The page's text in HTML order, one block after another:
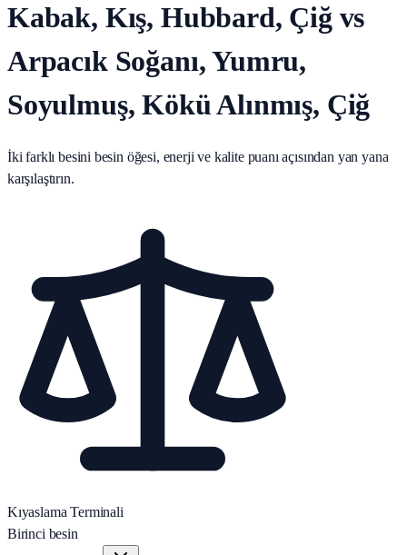
Kabak, Kış, Hubbard, Çiğ vs
Arpacık Soğanı, Yumru,
Soyulmuş, Kökü Alınmış, Çiğ
İki farklı besini besin öğesi, enerji ve kalite puanı açısından yan yana
karşılaştırın.
Kıyaslama Terminali
Birinci besin